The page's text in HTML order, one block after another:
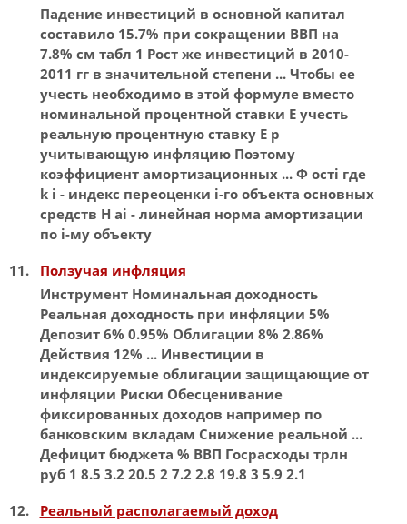
Падение инвестиций в основной капитал
составило 15.7% при сокращении ВВП на
7.8% см табл 1 Рост же инвестиций в 2010-
2011 гг в значительной степени ... Чтобы ее
учесть необходимо в этой формуле вместо
номинальной процентной ставки Е учесть
реальную процентную ставку Е p
учитывающую инфляцию Поэтому
коэффициент амортизационных ... Ф остi где
k i - индекс переоценки i-го объекта основных
средств Н аi - линейная норма амортизации
по i-му объекту
Ползучая инфляция
Инструмент Номинальная доходность
Реальная доходность при инфляции 5%
Депозит 6% 0.95% Облигации 8% 2.86%
Действия 12% ... Инвестиции в
индексируемыеоблигации защищающие от
инфляции Риски Обесценивание
фиксированных доходов например по
банковским вкладам Снижение реальной ...
Дефицит бюджета % ВВП Госрасходы трлн
руб 1 8.5 3.2 20.5 2 7.2 2.8 19.8 3 5.9 2.1
Реальный располагаемый доход